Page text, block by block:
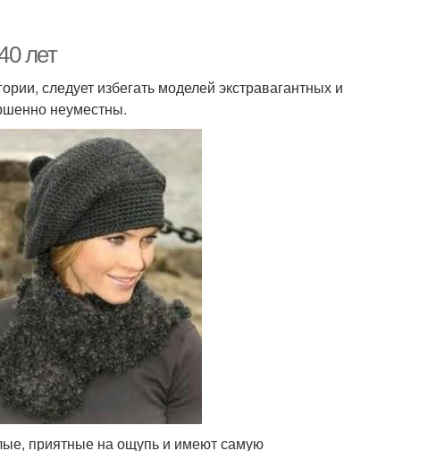
лет
следует избегать моделей экстравагантных и
неуместны.
приятные на ощупь и имеют самую